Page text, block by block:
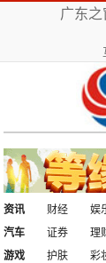
广东
资讯 财经 娱
汽车
证券 理
游戏
护肤
彩